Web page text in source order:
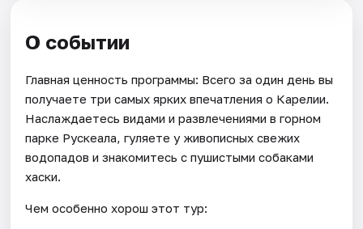
О событии
Главная ценность программы: Всего за один день вы
получаете три самых ярких впечатления о Карелии.
Наслаждаетесь видами и развлечениями в горном
парке Рускеала, гуляете у живописных свежих
водопадов и знакомитесь с пушистыми собаками
хаски.
Чем особенно хорош этот тур: